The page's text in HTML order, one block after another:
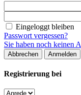
Eingeloggt bleiben
Passwort vergessen?
Sie haben noch keinen
Abbrechen Anmelden
Registrierung bei